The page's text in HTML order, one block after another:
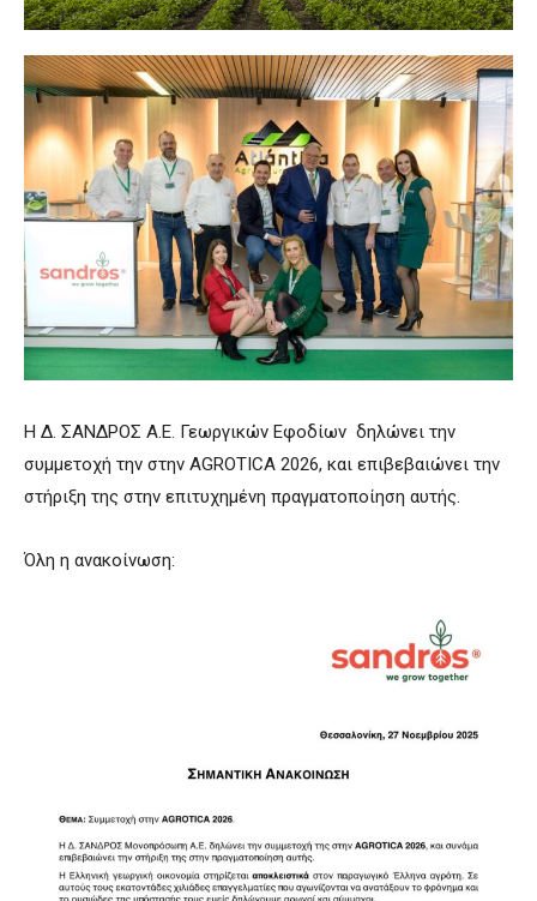
Η Δ. ΣΑΝΔΡΟΣ Α.Ε. Γεωργικών Εφοδίων δηλώνει την
συμμετοχή την στην AGROTICA 2026, και επιβεβαιώνει την
στήριξη της στην επιτυχημένη πραγματοποίηση αυτής.
Όλη η ανακοίνωση: